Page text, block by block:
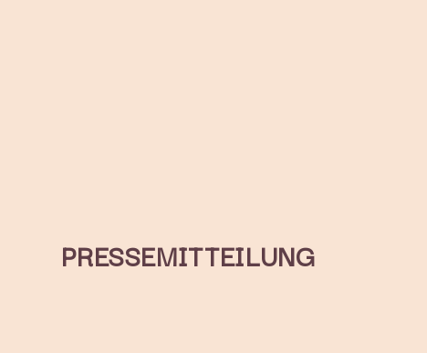
PRESSEMITTEILUNG